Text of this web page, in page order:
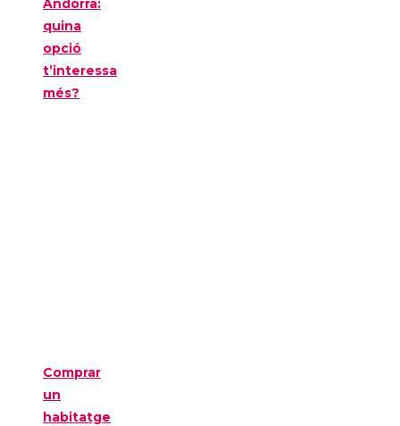
Andorra:
quina
opció
t’interessa
més?
Comprar
un
habitatge